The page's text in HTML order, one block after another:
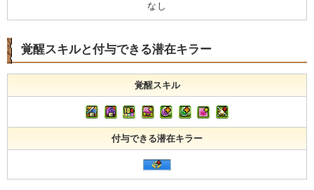
なし
覚醒スキルと付与できる潜在キラー
覚醒スキル
付与できる潜在キラー